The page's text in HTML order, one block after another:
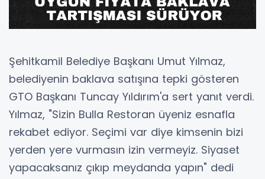
Şehitkamil Belediye Başkanı Umut Yılmaz,
belediyenin baklava satışına tepki gösteren
GTO Başkanı Tuncay Yıldırım'a sert yanıt verdi.
Yılmaz, "Sizin Bulla Restoran üyeniz esnafla
rekabet ediyor. Seçimi var diye kimsenin bizi
yerden yere vurmasın izin vermeyiz. Siyaset
yapacaksanız çıkıp meydanda yapın" dedi